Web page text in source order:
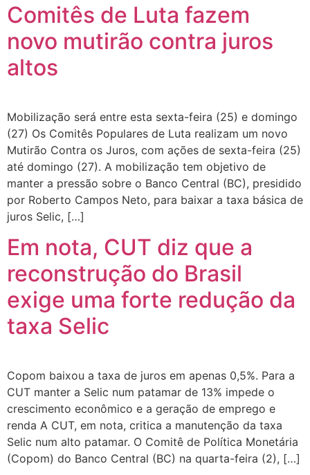
Comitês de Luta fazem
novo mutirão contra juros
altos
Mobilização será entre esta sexta-feira (25) e domingo
(27) Os Comitês Populares de Luta realizam um novo
Mutirão Contra os Juros, com ações de sexta-feira (25)
até domingo (27). A mobilização tem objetivo de
manter a pressão sobre o Banco Central (BC), presidido
por Roberto Campos Neto, para baixar a taxa básica de
juros Selic, […]
Em nota, CUT diz que a
reconstrução do Brasil
exige uma forte redução da
taxa Selic
Copom baixou a taxa de juros em apenas 0,5%. Para a
CUT manter a Selic num patamar de 13% impede o
crescimento econômico e a geração de emprego e
renda A CUT, em nota, critica a manutenção da taxa
Selic num alto patamar. O Comitê de Política Monetária
(Copom) do Banco Central (BC) na quarta-feira (2), […]